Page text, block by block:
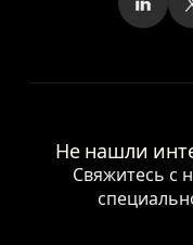
Не нашли
Свяжитесь с